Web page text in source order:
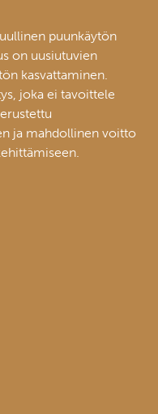
puunkäytön
on uusiutuvien
kasvattaminen.
joka ei tavoittele
ja mahdollinen voitto